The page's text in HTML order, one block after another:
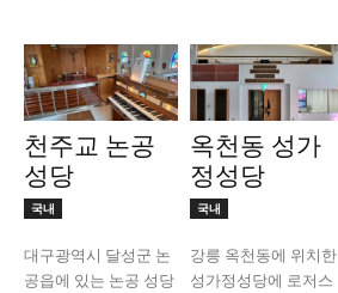
천주교 논공
성당
국내
대구광역시 달성군 논
공읍에 있는 논공 성당
옥천동 성가
정성당
국내
강릉 옥천동에 위치한
성가정성당에 로저스